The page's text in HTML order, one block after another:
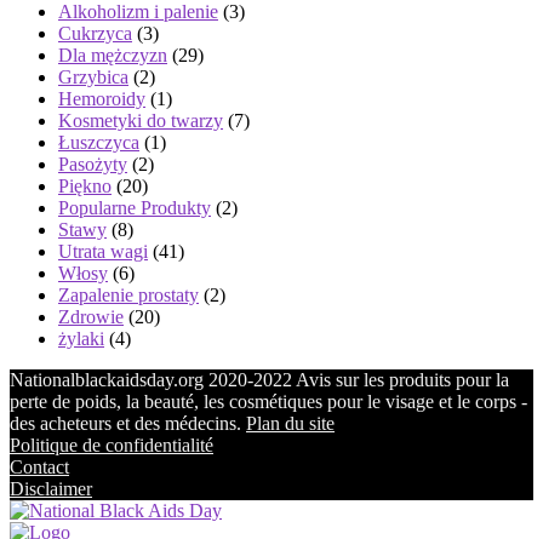
Alkoholizm i palenie (3)
Cukrzyca (3)
Dla mężczyzn (29)
Grzybica (2)
Hemoroidy (1)
Kosmetyki do twarzy (7)
Łuszczyca (1)
Pasożyty (2)
Piękno (20)
Popularne Produkty (2)
Stawy (8)
Utrata wagi (41)
Włosy (6)
Zapalenie prostaty (2)
Zdrowie (20)
żylaki (4)
Nationalblackaidsday.org 2020-2022 Avis sur les produits pour la
perte de poids, la beauté, les cosmétiques pour le visage et le corps -
des acheteurs et des médecins. Plan du site
Politique de confidentialité
Contact
Disclaimer